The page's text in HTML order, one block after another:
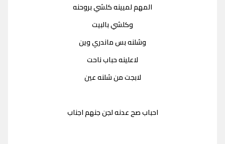
المهم لميينه كلشي بروحنه
وكلشي بالبيت
وشلنه بس ماندري وين
لاعلينه حباب ناحت
لابجت من شلنه عين
احباب صح عدنه لجن جنهم اجناب